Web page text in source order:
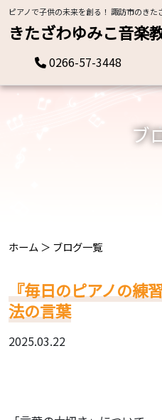
ピアノで子供の未来を創る！ 諏訪市のきた
きたざわゆみこ音楽
0266-57-3448
ブ
ホーム ＞ ブログ一覧
『毎日のピアノの
法の言葉
2025.03.22